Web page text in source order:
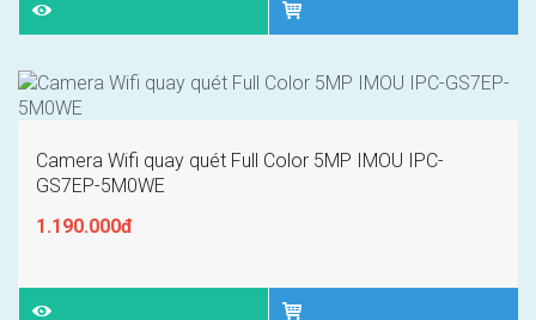
Camera Wifi quay quét Full Color 5MP IMOU IPC-
GS7EP-5M0WE
1.190.000đ